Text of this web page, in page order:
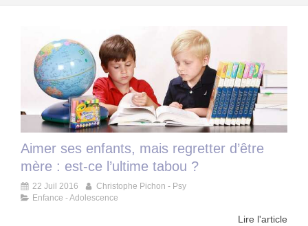
Aimer ses enfants, mais regretter d’être
mère : est-ce l’ultime tabou ?
22 Juil 2016
Christophe Pichon - Psy
Enfance - Adolescence
Lire l'article